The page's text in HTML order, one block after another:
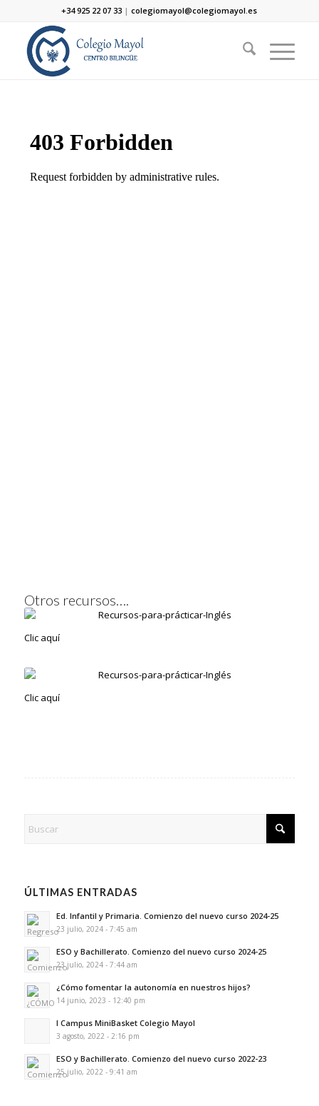
+34 925 22 07 33 |colegiomayol@colegiomayol.es
Otros recursos….
Clic aquí
Clic aquí
ÚLTIMAS ENTRADAS
Ed. Infantil y Primaria. Comienzo del nuevo curso 2024-25
23 julio, 2024 - 7:45 am
ESO y Bachillerato. Comienzo del nuevo curso 2024-25
23 julio, 2024 - 7:44 am
¿Cómo fomentar la autonomía en nuestros hijos?
14 junio, 2023 - 12:40 pm
I Campus MiniBasket Colegio Mayol
3 agosto, 2022 - 2:16 pm
ESO y Bachillerato. Comienzo del nuevo curso 2022-23
25 julio, 2022 - 9:41 am